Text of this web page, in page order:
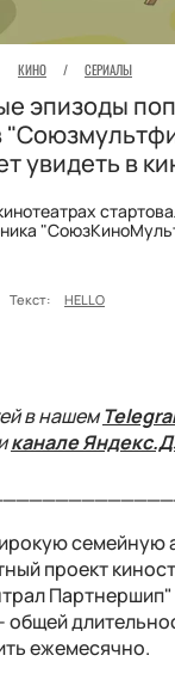
КИНО / СЕРИАЛЫ
эпизоды
увидеть в
Текст: HELLO
в нашем
канале
семейную
проект
ежемесячно.